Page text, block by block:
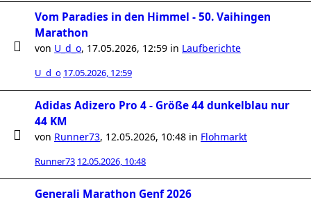
Vom Paradies in den Himmel - 50. Vaihingen
Marathon
von U_d_o, 17.05.2026, 12:59 in Laufberichte
U_d_o 17.05.2026, 12:59
Adidas Adizero Pro 4 - Größe 44 dunkelblau nur
44 KM
von Runner73, 12.05.2026, 10:48 in Flohmarkt
Runner73 12.05.2026, 10:48
Generali Marathon Genf 2026